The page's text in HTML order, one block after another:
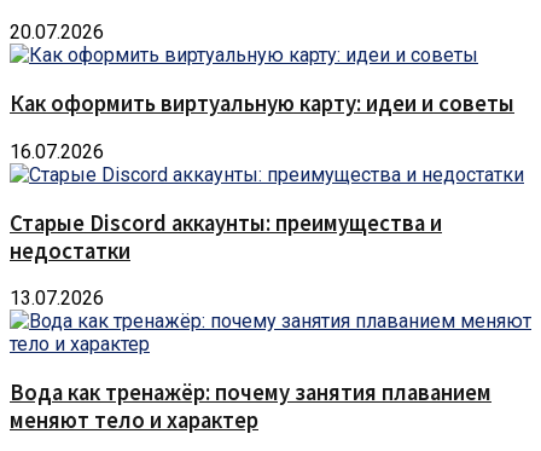
20.07.2026
Как оформить виртуальную карту: идеи и советы
16.07.2026
Старые Discord аккаунты: преимущества и
недостатки
13.07.2026
Вода как тренажёр: почему занятия плаванием
меняют тело и характер